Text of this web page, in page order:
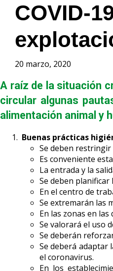
COVID-
20 marzo, 2020
A raíz de la situación
circular algunas
alimentación animal y
Buenas prácticas
Se deben restringir
Es conveniente
La entrada y la
Se deben
En el centro de
Se extremarán las
En las zonas en
Se valorará el uso
Se deberán
Se deberá adaptar
el coronavirus.
En los